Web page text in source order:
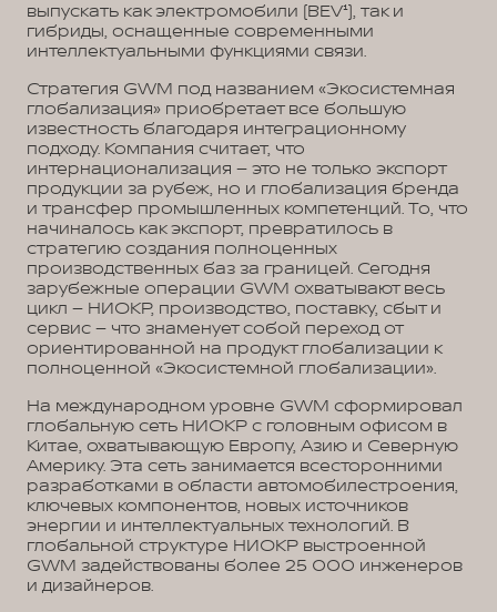
выпускать как электромобили (BEV¹), так и
гибриды, оснащенные современными
интеллектуальными функциями связи.
Стратегия GWM под названием «Экосистемная
глобализация» приобретает все большую
известность благодаря интеграционному
подходу. Компания считает, что
интернационализация – это не только экспорт
продукции за рубеж, но и глобализация бренда
и трансфер промышленных компетенций. То, что
начиналось как экспорт, превратилось в
стратегию создания полноценных
производственных баз за границей. Сегодня
зарубежные операции GWM охватывают весь
цикл – НИОКР, производство, поставку, сбыт и
сервис – что знаменует собой переход от
ориентированной на продукт глобализации к
полноценной «Экосистемной глобализации».
На международном уровне GWM сформировал
глобальную сеть НИОКР с головным офисом в
Китае, охватывающую Европу, Азию и Северную
Америку. Эта сеть занимается всесторонними
разработками в области автомобилестроения,
ключевых компонентов, новых источников
энергии и интеллектуальных технологий. В
глобальной структуре НИОКР выстроенной
GWM задействованы более 25 000 инженеров
и дизайнеров.